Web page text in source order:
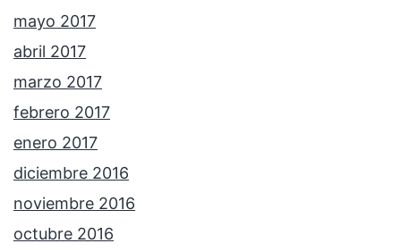
mayo 2017
abril 2017
marzo 2017
febrero 2017
enero 2017
diciembre 2016
noviembre 2016
octubre 2016